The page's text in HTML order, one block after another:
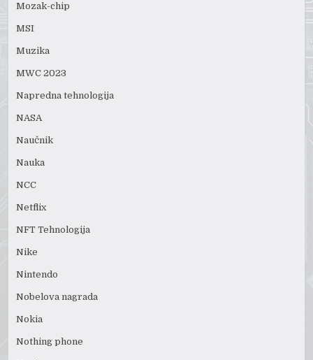
Mozak-chip
MSI
Muzika
MWC 2023
Napredna tehnologija
NASA
Naučnik
Nauka
NCC
Netflix
NFT Tehnologija
Nike
Nintendo
Nobelova nagrada
Nokia
Nothing phone